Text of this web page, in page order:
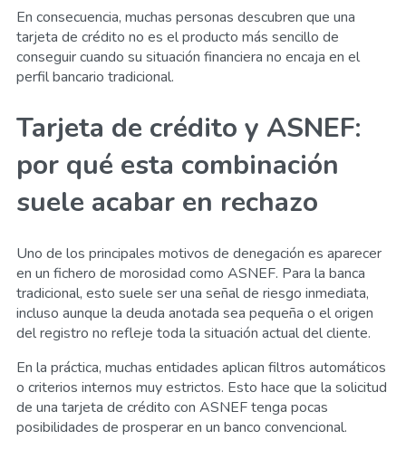
En consecuencia, muchas personas descubren que una
tarjeta de crédito no es el producto más sencillo de
conseguir cuando su situación financiera no encaja en el
perfil bancario tradicional.
Tarjeta de crédito y ASNEF:
por qué esta combinación
suele acabar en rechazo
Uno de los principales motivos de denegación es aparecer
en un fichero de morosidad como ASNEF. Para la banca
tradicional, esto suele ser una señal de riesgo inmediata,
incluso aunque la deuda anotada sea pequeña o el origen
del registro no refleje toda la situación actual del cliente.
En la práctica, muchas entidades aplican filtros automáticos
o criterios internos muy estrictos. Esto hace que la solicitud
de una tarjeta de crédito con ASNEF tenga pocas
posibilidades de prosperar en un banco convencional.